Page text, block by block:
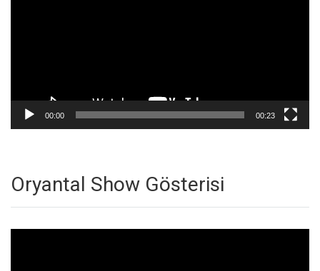
00:00 00:23
Oryantal Show Gösterisi